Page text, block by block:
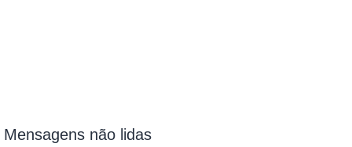
Mensagens não lidas